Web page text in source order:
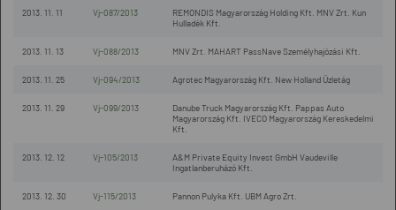
2013. 11. 11 Vj-087/2013
REMONDIS Magyarország Holding Kft. MNV Zrt. Kun
Hulladék Kft.
2013. 11. 13 Vj-088/2013 MNV Zrt. MAHART PassNave Személyhajózási Kft.
2013. 11. 25 Vj-094/2013 Agrotec Magyarország Kft. New Holland Üzletág
2013. 11. 29 Vj-099/2013
Danube Truck Magyarország Kft. Pappas Auto
Magyarország Kft. IVECO Magyarország Kereskedelmi
Kft.
2013. 12. 12 Vj-105/2013
A&M Private Equity Invest GmbH Vaudeville
Ingatlanberuházó Kft.
2013. 12. 30 Vj-115/2013 Pannon Pulyka Kft. UBM Agro Zrt.